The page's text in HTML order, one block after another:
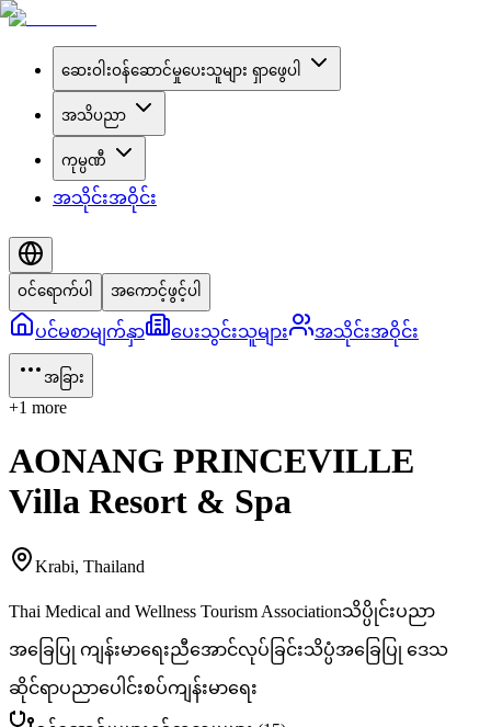
ဆေးဝါးဝန်ဆောင်မှုပေးသူများ ရှာဖွေပါ
အသိပညာ
ကုမ္ပဏီ
အသိုင်းအဝိုင်း
ဝင်ရောက်ပါ အကောင့်ဖွင့်ပါ
ပင်မစာမျက်နှာ ပေးသွင်းသူများ အသိုင်းအဝိုင်း
အခြား
+1 more
AONANG PRINCEVILLE
Villa Resort & Spa
Krabi, Thailand
Thai Medical and Wellness Tourism Associationသိပ္ပိုင်းပညာ
အခြေပြု ကျန်းမာရေးညီအောင်လုပ်ခြင်းသိပ္ပံအခြေပြု ဒေသ
ဆိုင်ရာပညာပေါင်းစပ်ကျန်းမာရေး